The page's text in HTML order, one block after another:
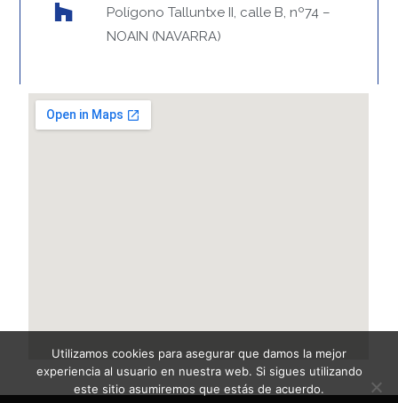
Polígono Talluntxe II, calle B, nº74 –
NOAIN (NAVARRA)
Utilizamos cookies para asegurar que damos la mejor
experiencia al usuario en nuestra web. Si sigues utilizando
este sitio asumiremos que estás de acuerdo.